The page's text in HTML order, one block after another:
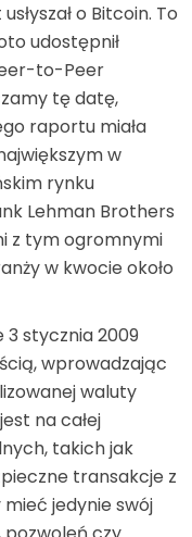
o Bitcoin. To
udostępnił
to-Peer
tę datę,
raportu miała
w
rynku
Lehman Brothers
z tym ogromnymi
w kwocie około
3 stycznia 2009
wprowadzając
waluty
na całej
takich jak
transakcje z
jedynie swój